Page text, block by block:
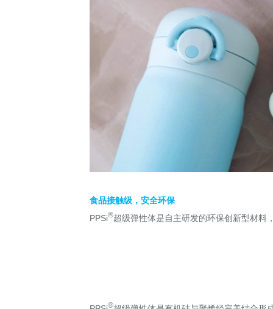
食品接触级，安全环保
PPSi®超级弹性体是自主研发的环保创新型材料
®